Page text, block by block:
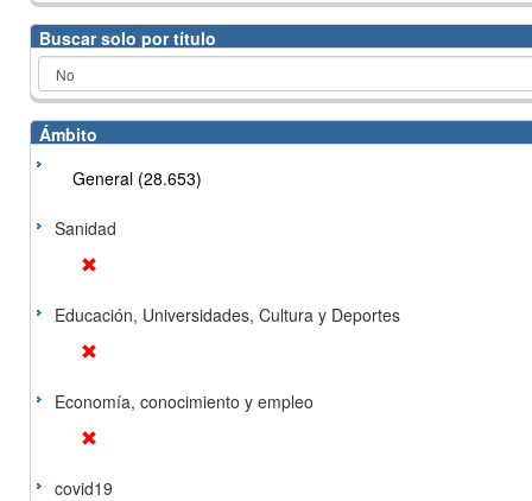
Buscar solo por título
Ámbito
General (28.653)
Sanidad
Educación, Universidades, Cultura y Deportes
Economía, conocimiento y empleo
covid19